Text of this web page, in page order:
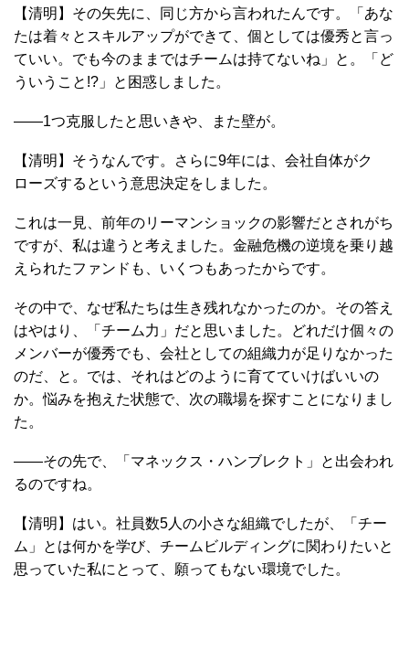
【清明】その矢先に、同じ方から言われたんです。「あな
たは着々とスキルアップができて、個としては優秀と言っ
ていい。でも今のままではチームは持てないね」と。「ど
ういうこと!?」と困惑しました。
――1つ克服したと思いきや、また壁が。
【清明】そうなんです。さらに9年には、会社自体がク
ローズするという意思決定をしました。
これは一見、前年のリーマンショックの影響だとされがち
ですが、私は違うと考えました。金融危機の逆境を乗り越
えられたファンドも、いくつもあったからです。
その中で、なぜ私たちは生き残れなかったのか。その答え
はやはり、「チーム力」だと思いました。どれだけ個々の
メンバーが優秀でも、会社としての組織力が足りなかった
のだ、と。では、それはどのように育てていけばいいの
か。悩みを抱えた状態で、次の職場を探すことになりまし
た。
――その先で、「マネックス・ハンブレクト」と出会われ
るのですね。
【清明】はい。社員数5人の小さな組織でしたが、「チー
ム」とは何かを学び、チームビルディングに関わりたいと
思っていた私にとって、願ってもない環境でした。